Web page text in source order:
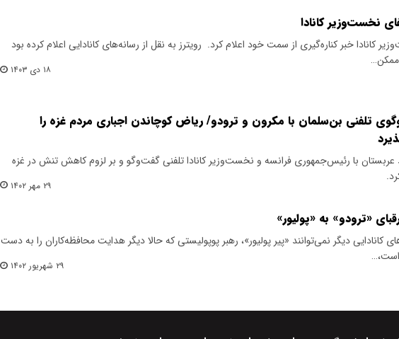
نخست‌وزیر کانادا
کانادا خبر کناره‌گیری از سمت خود اعلام ‌کرد. ‌ رویترز به نقل از رسانه‌های کانادایی اعلام کرده بود
۱۸ دی ۱۴۰۳
تلفنی بن‌سلمان با مکرون و ترودو/ ریاض کوچاندن اجباری مردم غزه را
عربستان با رئیس‌جمهوری فرانسه و نخست‌وزیر کانادا تلفنی گفت‌وگو و بر لزوم کاهش تنش در غزه
۲۹ مهر ۱۴۰۲
«ترودو» به «پولیور»
کانادایی دیگر نمی‌توانند «پیر پولیور»، رهبر پوپولیستی که حالا دیگر هدایت محافظه‌کاران را به دست
۲۹ شهریور ۱۴۰۲